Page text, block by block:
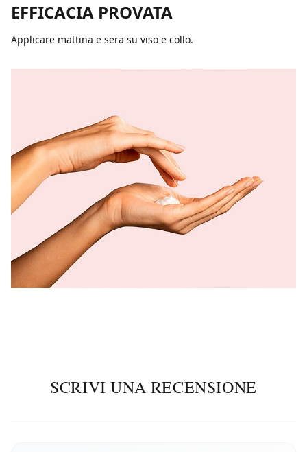
EFFICACIA PROVATA
Applicare mattina e sera su viso e collo.
SCRIVI UNA RECENSIONE